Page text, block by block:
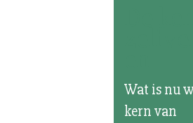
Wat is nu
kern van